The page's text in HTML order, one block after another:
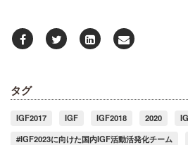
タグ
IGF2017 IGF IGF2018 2020
#IGF2023に向けた国内IGF活動活発化チーム